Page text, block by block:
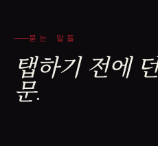
묻는 말들
탭하기 전에
문.